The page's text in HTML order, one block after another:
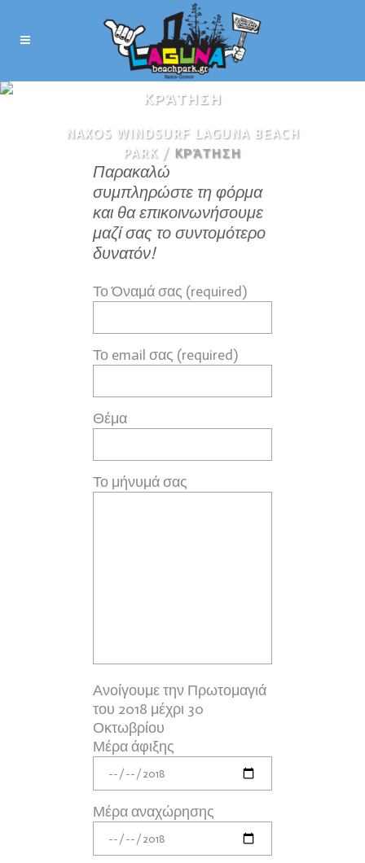
KΡΆΤΗΣΗ
NAXOS WINDSURF LAGUNA BEACH
PARK / KΡΆΤΗΣΗ
Παρακαλώ
συμπληρώστε τη φόρμα
και θα επικοινωνήσουμε
μαζί σας το συντομότερο
δυνατόν!
Το Όναμά σας (required)
Το email σας (required)
Θέμα
Το μήνυμά σας
Ανοίγουμε την Πρωτομαγιά
του 2018 μέχρι 30
Οκτωβρίου
Μέρα άφιξης
Μέρα αναχώρησης